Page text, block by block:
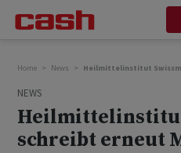
Home News Heilmittelinstitut
NEWS
schreibt erneut